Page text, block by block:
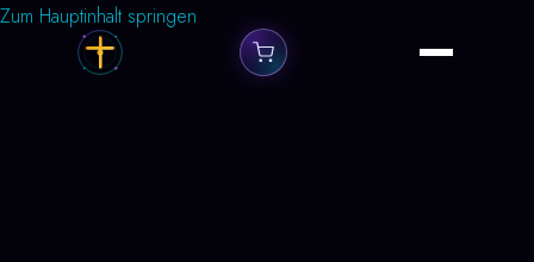
Zum Hauptinhalt springen